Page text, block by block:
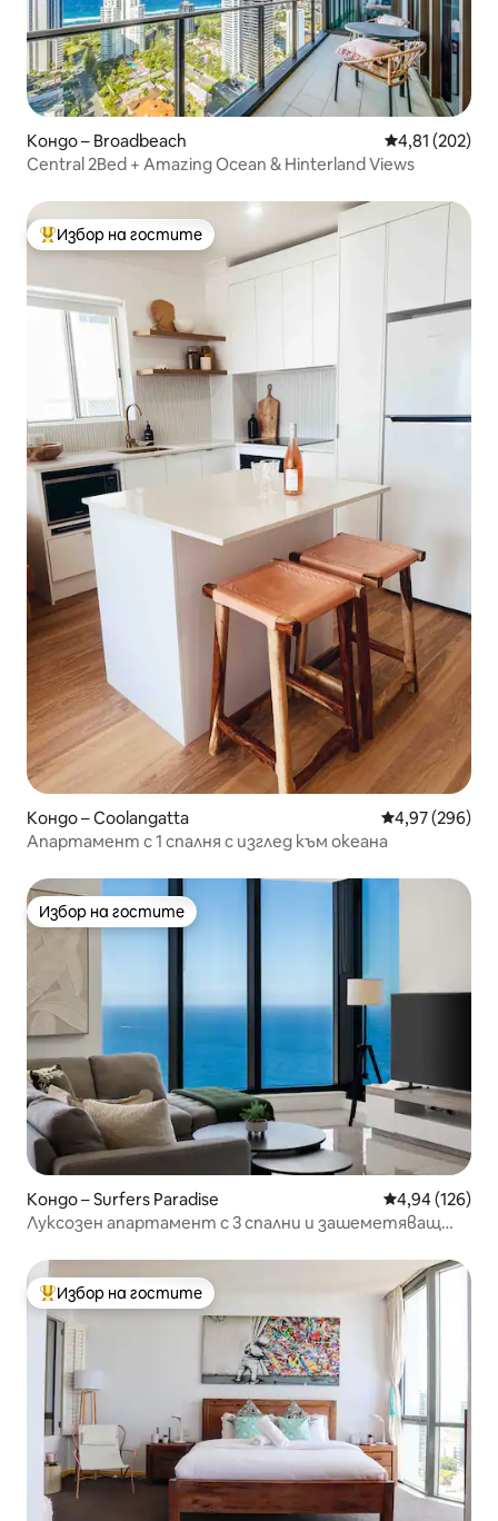
Кондо – Broadbeach Средна
4,81 (202)
Central 2Bed + Amazing Ocean & Hinterland Views
Най-популярен избор на гостите
Избор на гостите
Кондо – Coolangatta Средна
4,97 (296)
Апартамент с 1 спалня с изглед към океана
Избор на гостите
Избор на гостите
Кондо – Surfers Paradise Средна
4,94 (126)
Луксозен апартамент с 3 спални и зашеметяващ
Най-популярен избор на гостите
Избор на гостите